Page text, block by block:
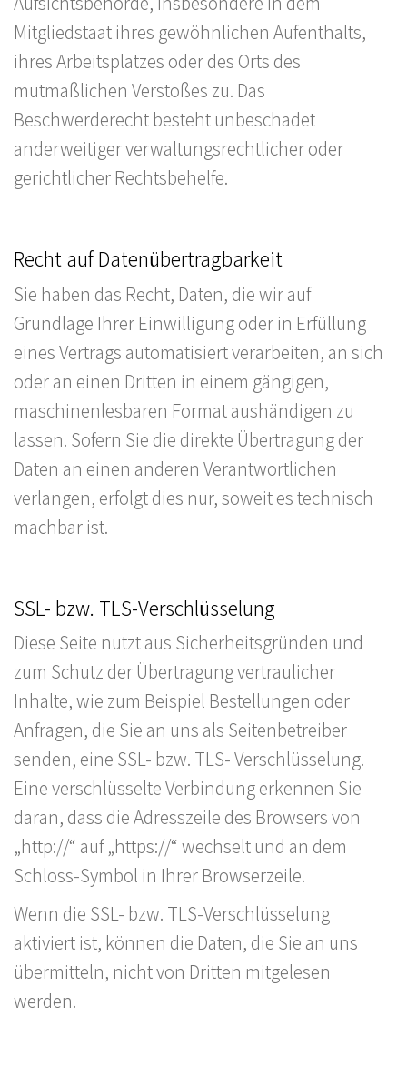
Mitgliedstaat ihres gewöhnlichen Aufenthalts,
ihres Arbeitsplatzes oder des Orts des
mutmaßlichen Verstoßes zu. Das
Beschwerderecht besteht unbeschadet
anderweitiger verwaltungsrechtlicher oder
gerichtlicher Rechtsbehelfe.
Recht auf Datenübertragbarkeit
Sie haben das Recht, Daten, die wir auf
Grundlage Ihrer Einwilligung oder in Erfüllung
eines Vertrags automatisiert verarbeiten, an sich
oder an einen Dritten in einem gängigen,
maschinenlesbaren Format aushändigen zu
lassen. Sofern Sie die direkte Übertragung der
Daten an einen anderen Verantwortlichen
verlangen, erfolgt dies nur, soweit es technisch
machbar ist.
SSL- bzw. TLS-Verschlüsselung
Diese Seite nutzt aus Sicherheitsgründen und
zum Schutz der Übertragung vertraulicher
Inhalte, wie zum Beispiel Bestellungen oder
Anfragen, die Sie an uns als Seitenbetreiber
senden, eine SSL- bzw. TLS- Verschlüsselung.
Eine verschlüsselte Verbindung erkennen Sie
daran, dass die Adresszeile des Browsers von
„http://“ auf „https://“ wechselt und an dem
Schloss-Symbol in Ihrer Browserzeile.
Wenn die SSL- bzw. TLS-Verschlüsselung
aktiviert ist, können die Daten, die Sie an uns
übermitteln, nicht von Dritten mitgelesen
werden.